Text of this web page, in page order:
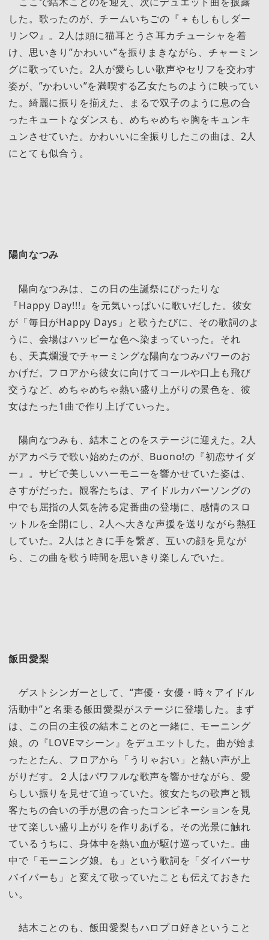
した。歌ったのが、チームいちごの『＋もしもしダー
リン♡』。2人は頭に猫耳とうさ耳カチューシャを着
け、思いきり”かわいい”を振りまきながら、チャーミン
グに歌っていた。2人が愛らしい歌声やセリフを交わす
姿が、”かわいい”を満喫する乙女たちのように映ってい
た。綺麗に振りを揃えた、まるで双子のように息の合
ったキュートなダンスも、めちゃめちゃ胸をキュンキ
ュンさせていた。かわいいに全振りしたこの曲は、2人
にとても似合う。
陽向なつみ
陽向なつみは、この日の生誕祭にぴったりな
『Happy Day!!!』を元気いっぱいに歌いだした。彼女
が「毎日がHappy Days」と歌うたびに、その歌詞のよ
うに、会場はハッピーな色へ染まっていった。それ
も、天真爛漫でチャーミングな陽向なつみパワーのお
かげだ。フロアから彼女に向けてコールや口上も飛び
交うなど、めちゃめちゃ熱い盛り上がりの景色を、彼
女はたった1曲で作り上げていった。
陽向なつみも、結木ことのをステージに迎えた。2人
がアカペラで歌い始めたのが、Buono!の『初恋サイダ
ー』。サビで美しいハーモニーを響かせていた姿は、
さすがだった。観客たちは、アイドルカバーソングの
中でも屈指の人気を誇る定番曲の登場に、感情のスロ
ットルを全開にし、2人へ大きな声援を送りながら熱狂
していた。2人はときに手を繋ぎ、互いの顔を見なが
ら、この曲を歌う時間を思いきり楽しんでいた。
飯田愛梨
ゲストシンガーとして、“声優・女優・時々アイドル
活動中”と名乗る飯田愛梨がステージに登場した。まず
は、この日の主役の結木ことのと一緒に、モーニング
娘。の『LOVEマシーン』をデュエットした。曲が始ま
ったとたん、フロアから「うりゃおい」と熱い声が上
がりだす。２人はパワフルな歌声を響かせながら、愛
らしい振りを見せて迫っていた。彼女たちの歌声と観
客たちの合いの手が息の合ったコンビネーションを見
せて楽しい盛り上がりを作りあげる。その光景に触れ
ているうちに、身体中を熱い血が駆け巡っていた。曲
中で「モーニング娘。も」という歌詞を「ダイバーサ
バイバーも」と変えて歌っていたことも伝えておきた
い。
結木ことのも、飯田愛梨もハロプロ好きということ